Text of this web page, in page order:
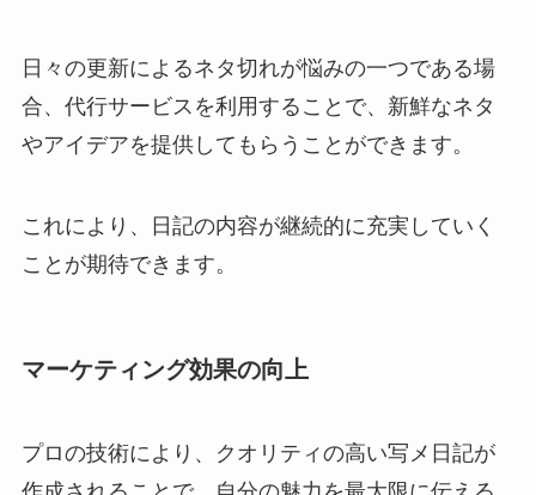
日々の更新によるネタ切れが悩みの一つである場
合、代行サービスを利用することで、新鮮なネタ
やアイデアを提供してもらうことができます。
これにより、日記の内容が継続的に充実していく
ことが期待できます。
マーケティング効果の向上
プロの技術により、クオリティの高い写メ日記が